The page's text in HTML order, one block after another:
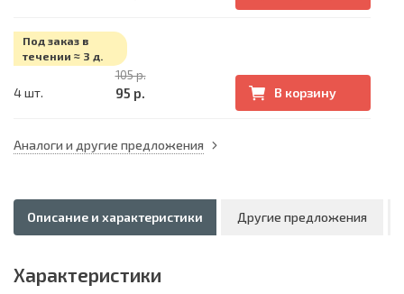
Под заказ в
течении ≈ 3 д.
4 шт.
105 р.
95 р. В корзину
Аналоги и другие предложения
Описание и характеристики Другие предложения
Характеристики